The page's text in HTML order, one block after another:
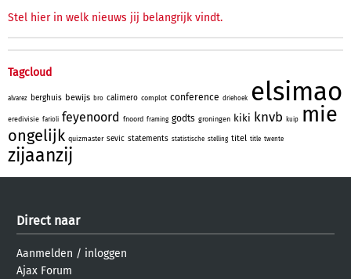
Stel hier in welk nieuws jij belangrijk vindt.
Tagcloud
alvarez berghuis bewijs bro calimero complot conference driehoek elsimao
eredivisie farioli feyenoord fnoord framing godts groningen kiki knvb kuip mie
ongelijk quizmaster sevic statements statistische stelling titel title twente
zijaanzij
Direct naar
Aanmelden / inloggen
Ajax Forum